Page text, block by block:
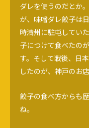
ダレを使うのだとか
が、味噌ダレ餃子は
時満州に駐屯してい
子につけて食べたの
す。そして戦後、日
したのが、神戸のお
餃子の食べ方からも
ね。